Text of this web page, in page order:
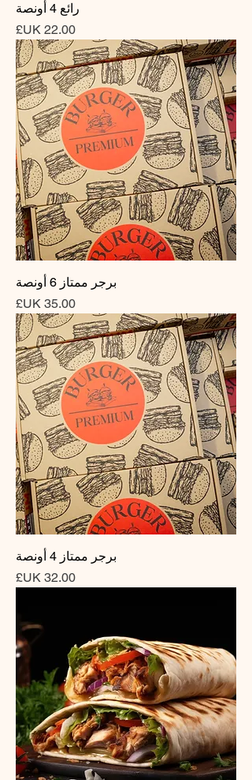
رائع 4 أونصة
السعر
برجر ممتاز 6 أونصة
السعر
برجر ممتاز 4 أونصة
السعر